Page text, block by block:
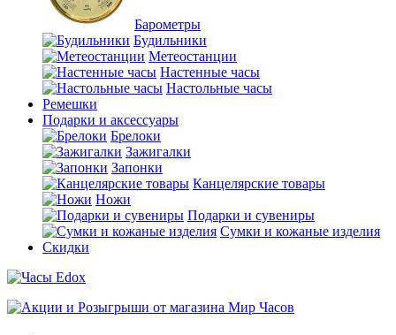
Барометры
Будильники
Метеостанции
Настенные часы
Настольные часы
Ремешки
Подарки и аксессуары
Брелоки
Зажигалки
Запонки
Канцелярские товары
Ножи
Подарки и сувениры
Сумки и кожаные изделия
Скидки